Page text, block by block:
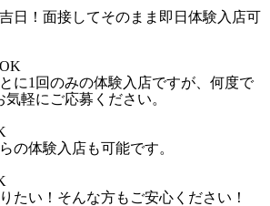
日！面接してそのまま即日体験入店可
に1回のみの体験入店ですが、何度で
気軽にご応募ください。
の体験入店も可能です。
たい！そんな方もご安心ください！